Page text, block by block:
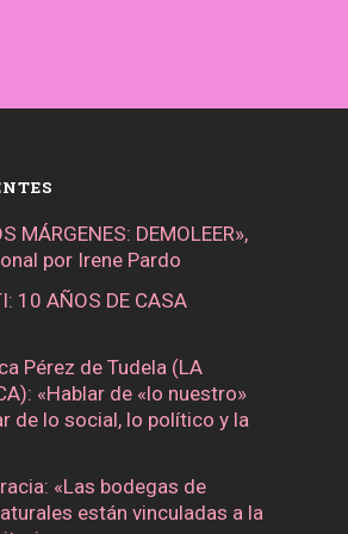
MÁRGENES: DEMOLEER»,
por Irene Pardo
10 AÑOS DE CASA
Pérez de Tudela (LA
«Hablar de «lo nuestro»
de lo social, lo político y la
«Las bodegas de
están vinculadas a la